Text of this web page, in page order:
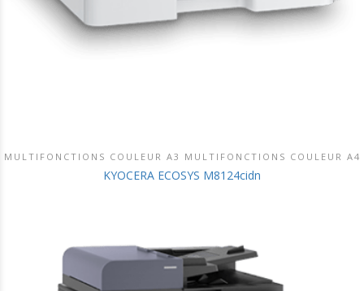
DÉCOUVRIR CE PRODUIT
MULTIFONCTIONS COULEUR A3 MULTIFONCTIONS COULEUR A4
KYOCERA ECOSYS M8124cidn